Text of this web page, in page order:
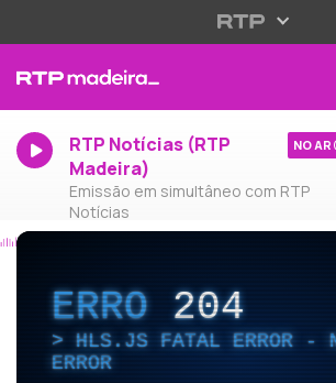
RTP Notícias (RTP
Madeira)
Emissão em simultâneo com RTP
Notícias
NO AR
ERRO204
HLS.JS FATAL ERROR -
ERROR